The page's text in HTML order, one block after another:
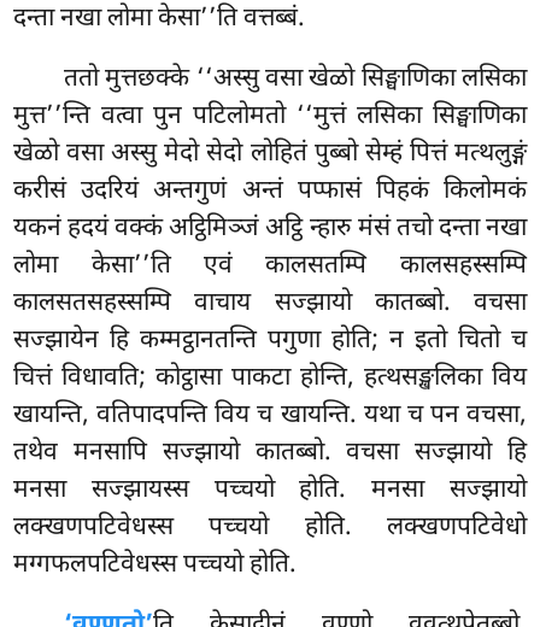
दन्ता नखा लोमा केसा’’ति वत्तब्बं.
ततो मुत्तछक्के ‘‘अस्सु वसा खेळो सिङ्घाणिका लसिका
मुत्त’’न्ति वत्वा पुन पटिलोमतो ‘‘मुत्तं लसिका सिङ्घाणिका
खेळो वसा अस्सु मेदो सेदो लोहितं पुब्बो सेम्हं पित्तं मत्थलुङ्गं
करीसं उदरियं अन्तगुणं अन्तं पप्फासं पिहकं किलोमकं
यकनं हदयं वक्कं अट्ठिमिञ्जं अट्ठि न्हारु मंसं तचो दन्ता नखा
लोमा केसा’’ति एवं कालसतम्पि कालसहस्सम्पि
कालसतसहस्सम्पि वाचाय सज्झायो कातब्बो. वचसा
सज्झायेन हि कम्मट्ठानतन्ति पगुणा होति; न इतो चितो च
चित्तं विधावति; कोट्ठासा पाकटा होन्ति, हत्थसङ्खलिका विय
खायन्ति, वतिपादपन्ति विय च खायन्ति. यथा च पन वचसा,
तथेव मनसापि सज्झायो कातब्बो. वचसा सज्झायो हि
मनसा सज्झायस्स पच्चयो होति. मनसा सज्झायो
लक्खणपटिवेधस्स पच्चयो होति. लक्खणपटिवेधो
मग्गफलपटिवेधस्स पच्चयो होति.